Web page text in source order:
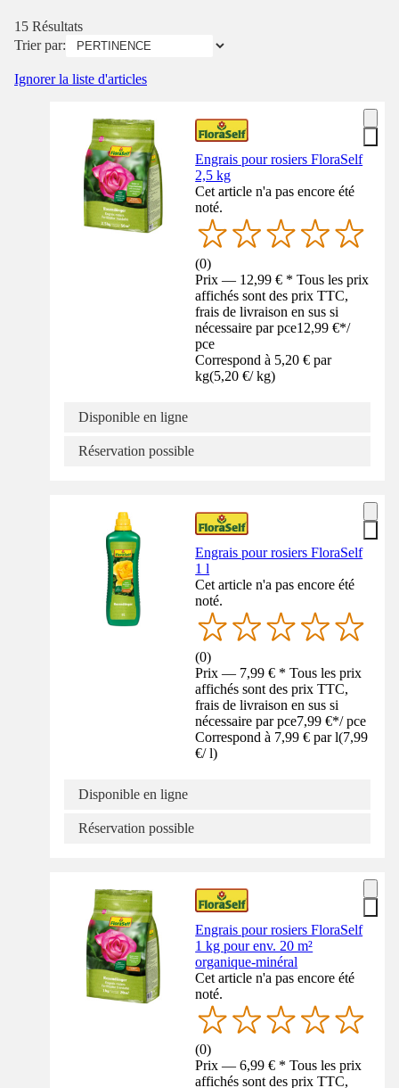
15 Résultats
Trier par:
Ignorer la liste d'articles
Engrais pour rosiers FloraSelf
2,5 kg
Cet article n'a pas encore été
noté.
(0)
Prix — 12,99 € * Tous les prix
affichés sont des prix TTC,
frais de livraison en sus si
nécessaire par pce12,99 €*/
pce
Correspond à 5,20 € par
kg(5,20 €/ kg)
Disponible en ligne
Réservation possible
Engrais pour rosiers FloraSelf
1 l
Cet article n'a pas encore été
noté.
(0)
Prix — 7,99 € * Tous les prix
affichés sont des prix TTC,
frais de livraison en sus si
nécessaire par pce7,99 €*/ pce
Correspond à 7,99 € par l(7,99
€/ l)
Disponible en ligne
Réservation possible
Engrais pour rosiers FloraSelf
1 kg pour env. 20 m²
organique-minéral
Cet article n'a pas encore été
noté.
(0)
Prix — 6,99 € * Tous les prix
affichés sont des prix TTC,